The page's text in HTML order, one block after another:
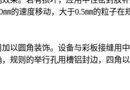
的速度移动，大于0.5㎜的粒子在
圆角装饰。设备与彩板接缝用中
则的举行孔用槽铝封边，四角